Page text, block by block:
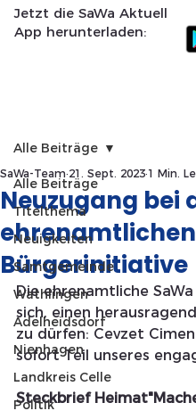
Jetzt die SaWa Aktuell
App herunterladen:
Alle Beiträge
Titelthema
Neuigkeiten
Samtgemeinde
Wathlingen
Adelheidsdorf
Nienhagen
Landkreis Celle
Politik
Alle Beiträge
Neuzugang bei
Bürgerinitiative
SaWa-Team 21. Sept. 2023 1 Min.
Die ehrenamtliche
sich, einen
zu dürfen: Cevzet
sofort Teil unseres
Steckbrief